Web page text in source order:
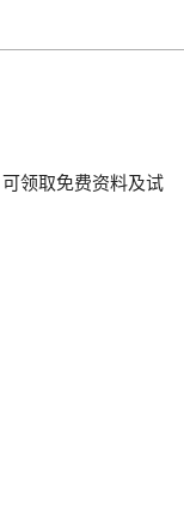
领取免费资料及试